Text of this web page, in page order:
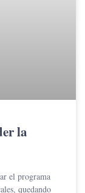
la
el programa
quedando